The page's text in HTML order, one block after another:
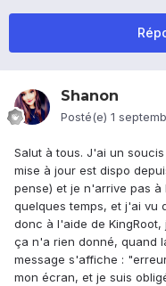
Shanon
Posté(e) 1
Salut à tous. J'ai un
mise à jour est dispo
pense) et je n'arrive pas
quelques temps, et j'ai vu
donc à l'aide de
ça n'a rien donné, quand
message s'affiche :
mon écran, et je suis